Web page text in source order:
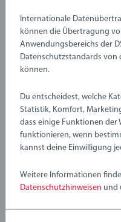
Internationale
können die Übertragung
Anwendungsbereichs der
Datenschutzstandards von
können.
Du entscheidest, welche
Statistik, Komfort,
dass einige Funktionen der
funktionieren, wenn
kannst deine Einwilligung
Weitere Informationen
Datenschutzhinweisen und